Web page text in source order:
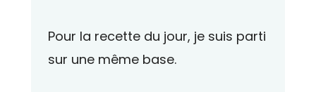
Pour la recette du jour, je suis parti
sur une même base.